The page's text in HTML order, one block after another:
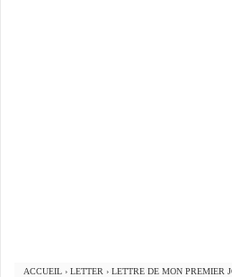
ACCUEIL › LETTER › LETTRE DE MON PREMIER